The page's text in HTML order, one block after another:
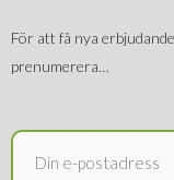
För att få nya
prenumerera…